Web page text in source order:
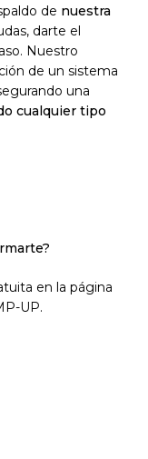
de nuestra
darte el
Nuestro
de un sistema
una
cualquier tipo
en la página
UP.